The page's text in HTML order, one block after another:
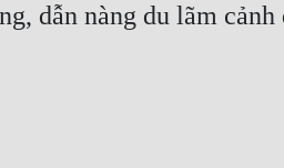
dẫn nàng du lãm